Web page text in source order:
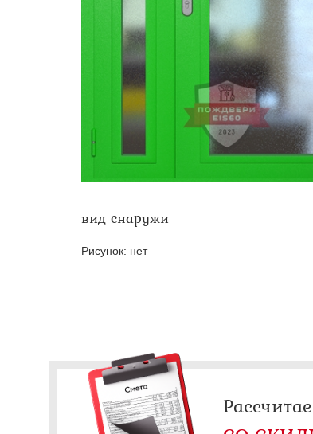
Противопожарные
вид снаружи
Рисунок: нет